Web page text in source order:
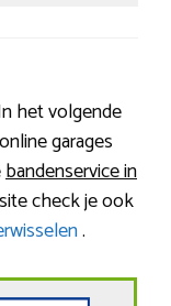
het volgende
garages
bandenservice in
check je ook
.